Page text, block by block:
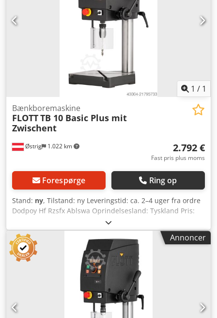
1 / 1
Østrig 1.022 km
Bænkboremaskine
FLOTTTB 10 Basic Plus mit
Zwischent
2.792 €
Fast pris plus moms
Forespørge Ring op
Stand: ny, Tilstand: ny Leveringstid: ca. 2–4 uger fra ordre
Dodpoy Hf Rzsfx Ablswa Oprindelsesland: Tyskland Pris:
2.792,28 € Borekapacitet i byggestål: 10 mm Opspænding:
B 16 Udhæng: 220 mm Omdrejningstal: 250–3.000 o/min
Motor: 0,45 kW Længde: 320 mm Bredde: 520 mm Højde:
820 mm Vægt: 44 kg Pinolvandring: 60 mm Afstand spindel
– fod: 140–315 mm Bord: 300 x 250 mm Søjlediameter: 70
mm Permanent/normal borekapacitet: 10/12 mm (i
E335/ST60) Robust, høj kvalitet og vippet rotérbar hætte for
nem aflæsning af omdrejningstal LED-belysning Hurtigt
justerbart og ergonomisk borestop Trinløs
hastighedsregulering via centreret drejeknap
Annoncer